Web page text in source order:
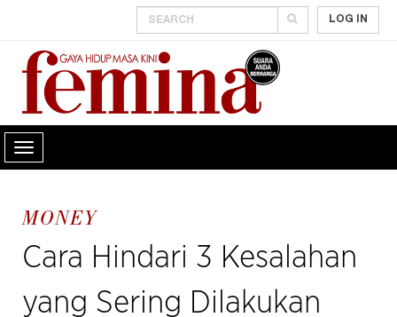
LOG IN
MONEY
Cara Hindari 3 Kesalahan
yang Sering Dilakukan